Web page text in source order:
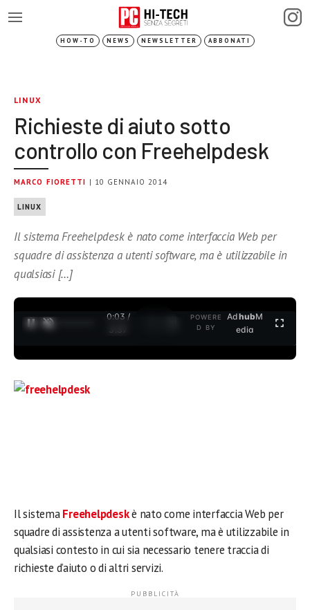
HOW-TO NEWS NEWSLETTER ABBONATI
LINUX
Richieste di aiuto sotto
controllo con Freehelpdesk
MARCO FIORETTI | 10 GENNAIO 2014
LINUX
Il sistema Freehelpdesk è nato come interfaccia Web per
squadre di assistenza a utenti software, ma è utilizzabile in
qualsiasi […]
0:03 /
3:37
POWERE
D BY
AdhubM
edia
Il sistemaFreehelpdeskè nato come interfaccia Web per
squadre di assistenza a utenti software, ma è utilizzabile in
qualsiasi contesto in cui sia necessario tenere traccia di
richieste d’aiuto o di altri servizi.